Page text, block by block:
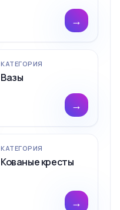
→
КАТЕГОРИЯ
Вазы
→
КАТЕГОРИЯ
Кованые кресты
→